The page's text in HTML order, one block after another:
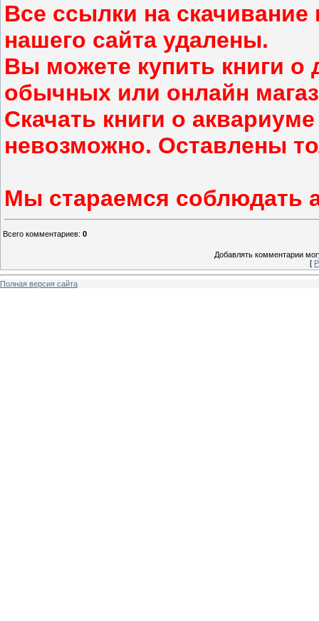
Все ссылки на скачивание
нашего сайта удалены.
Вы можете купить книги
обычных или онлайн
Скачать книги о
невозможно. Оставлены
Мы стараемся соблюдать
Всего комментариев: 0
Добавлять комментарии
[
Полная версия сайта